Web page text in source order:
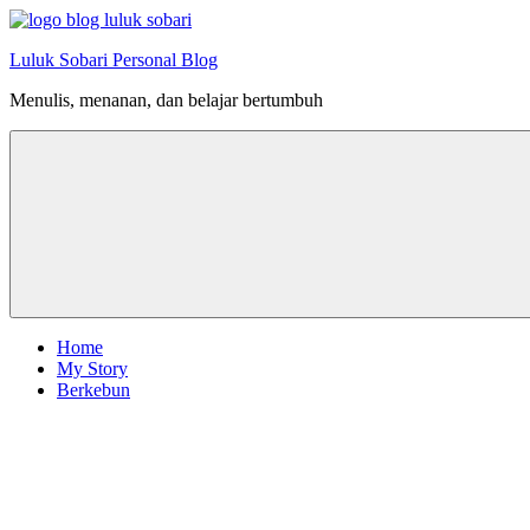
Skip
content
Luluk Sobari Personal Blog
Menulis, menanan, dan belajar bertumbuh
Home
My Story
Berkebun